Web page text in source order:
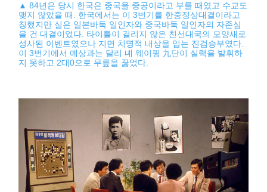
▲ 84년은 당시 한국은 중국을 중공이라고 부를 때였고 수교도
맺지 않았을 때. 한국에서는 이 3번기를 한중정상대결이라고
칭했지만 실은 일본바둑 일인자와 중국바둑 일인자의 자존심
을 건 대결이었다. 타이틀이 걸리지 않은 친선대국의 모양새로
성사된 이벤트였으나 지면 치명적 내상을 입는 진검승부였다.
이 3번기에서 예상과는 달리 녜 웨이핑 九단이 실력을 발휘하
지 못하고 2대0으로 무릎을 꿇었다.